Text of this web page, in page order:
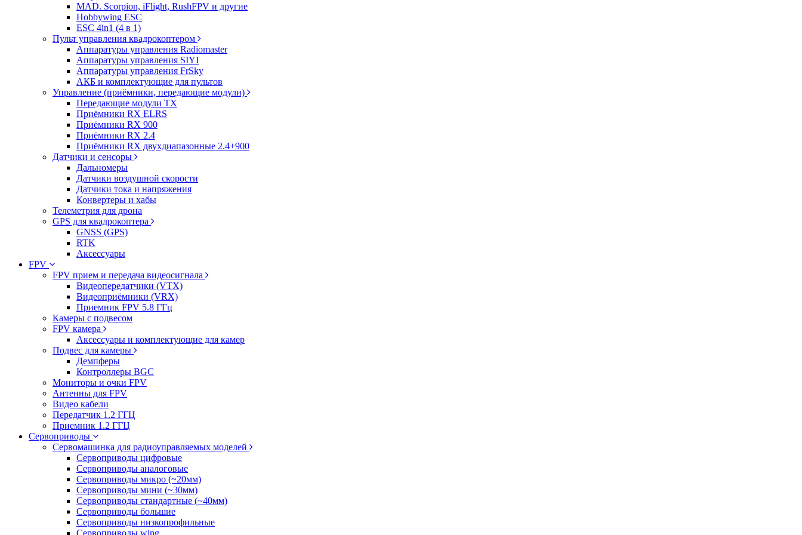
MAD. Scorpion, iFlight, RushFPV и другие
Hobbywing ESC
ESC 4in1 (4 в 1)
Пульт управления квадрокоптером
Аппаратуры управления Radiomaster
Аппаратуры управления SIYI
Аппаратуры управления FrSky
АКБ и комплектующие для пультов
Управление (приёмники, передающие модули)
Передающие модули TX
Приёмники RX ELRS
Приёмники RX 900
Приёмники RX 2.4
Приёмники RX двухдиапазонные 2.4+900
Датчики и сенсоры
Дальномеры
Датчики воздушной скорости
Датчики тока и напряжения
Конвертеры и хабы
Телеметрия для дрона
GPS для квадрокоптера
GNSS (GPS)
RTK
Аксессуары
FPV
FPV прием и передача видеосигнала
Видеопередатчики (VTX)
Видеоприёмники (VRX)
Приемник FPV 5.8 ГГц
Камеры с подвесом
FPV камера
Аксессуары и комплектующие для камер
Подвес для камеры
Демпферы
Контроллеры BGC
Мониторы и очки FPV
Антенны для FPV
Видео кабели
Передатчик 1.2 ГГЦ
Приемник 1.2 ГГЦ
Сервоприводы
Сервомашинка для радиоуправляемых моделей
Сервоприводы цифровые
Сервоприводы аналоговые
Сервоприводы микро (~20мм)
Сервоприводы мини (~30мм)
Сервоприводы стандартные (~40мм)
Сервоприводы большие
Сервоприводы низкопрофильные
Сервоприводы wing